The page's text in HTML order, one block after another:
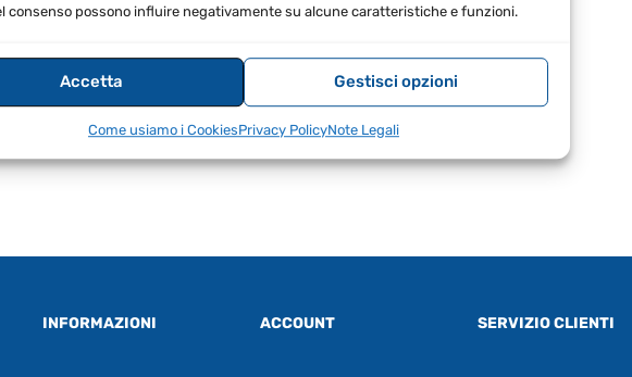
consenso possono influire negativamente su alcune caratteristiche e funzioni.
Accetta Gestisci opzioni
Come usiamo i CookiesPrivacy PolicyNote Legali
IVA Inclusa
€122.00 IVA Inclusa
INFORMAZIONI ACCOUNT SERVIZIO CLIENTI